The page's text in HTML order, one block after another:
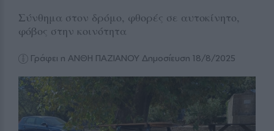
Σύνθημα στον δρόμο, φθορές σε αυτοκίνητο,
φόβος στην κοινότητα
Γράφει η ΑΝΘΗ ΠΑΖΙΑΝΟΥ Δημοσίευση 18/8/2025